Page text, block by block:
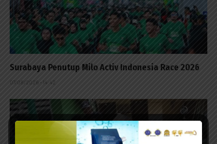
Surabaya Penutup Milo Activ Indonesia Race 2026
07/08/2026 - 14:42